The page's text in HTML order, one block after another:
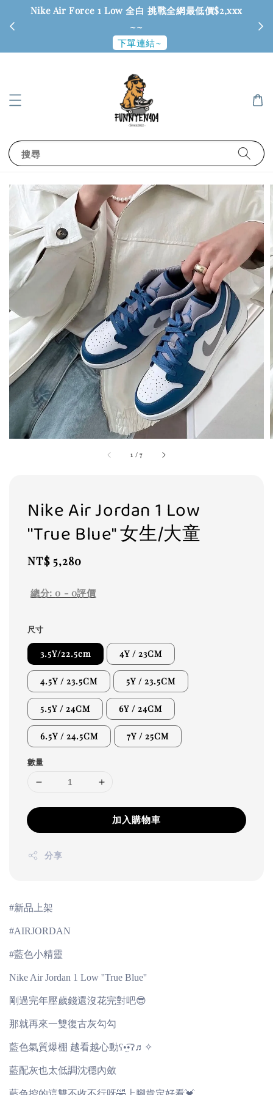
Nike Air Force 1 Low 全白 挑戰全網最低價$2,xxx
~~
下單連結~
搜尋
1 /7
Nike Air Jordan 1 Low
''True Blue'' 女生/大童
Regular
NT$ 5,280
總分: 0 - 0評價
尺寸
3.5Y/22.5cm 4Y / 23CM
4.5Y / 23.5CM 5Y / 23.5CM
5.5Y / 24CM 6Y / 24CM
6.5Y / 24.5CM 7Y / 25CM
數量
加入購物車
分享
#新品上架
#AIRJORDAN
#藍色小精靈
Nike Air Jordan 1 Low ''True Blue''
剛過完年壓歲錢還沒花完對吧😎
那就再來一雙復古灰勾勾
藍色氣質爆棚 越看越心動ʕ•̫͡•ʔ♬✧
藍配灰也太低調沈穩內斂